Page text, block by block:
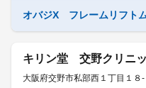
オバジX フレームリフト
キリン堂 交野クリニ
大阪府交野市私部西１丁目１８-